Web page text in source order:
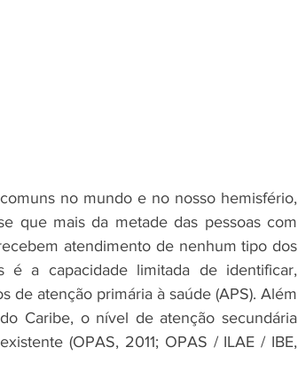
no mundo e no nosso hemisfério,
que mais da metade das pessoas com
atendimento de nenhum tipo dos
é a capacidade limitada de identificar,
de atenção primária à saúde (APS). Além
Caribe, o nível de atenção secundária
(OPAS, 2011; OPAS / ILAE / IBE,